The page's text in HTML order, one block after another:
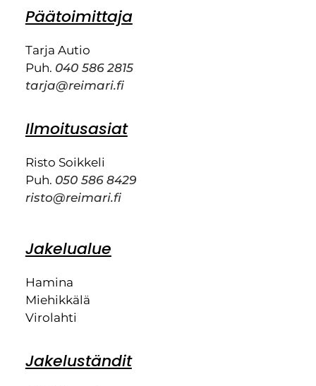
Päätoimittaja
Tarja Autio
Puh. 040 586 2815
tarja@reimari.fi
Ilmoitusasiat
Risto Soikkeli
Puh. 050 586 8429
risto@reimari.fi
Jakelualue
Hamina
Miehikkälä
Virolahti
Jakeluständit